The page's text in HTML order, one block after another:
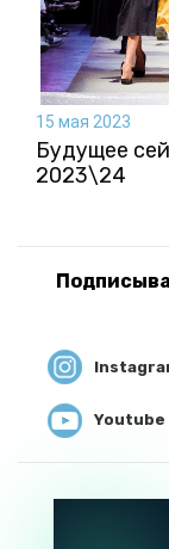
15 мая 2023
Будущее
2023\24
Youtube